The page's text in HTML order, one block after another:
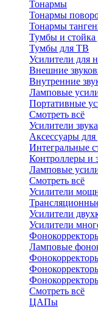
Тонармы
Тонармы
Тонармы
Тумбы и
Тумбы для ТВ
Усилители для
Внешние
Внутренние
Ламповые
Портативные
Смотреть всё
Усилители звука
Аксессуары для
Интегральные
Контроллеры и
Ламповые
Смотреть всё
Усилители
Усилители
Усилители
Ламповые
Смотреть всё
ЦАПы